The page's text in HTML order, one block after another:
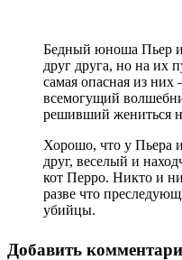
Бедный юноша Пьер и принцесса Роза полюбили
друг друга, но на их
самая опасная из
всемогущий
решивший жениться
Хорошо, что у Пьера
друг, веселый и
кот Перро. Никто и
разве что
убийцы.
Добавить